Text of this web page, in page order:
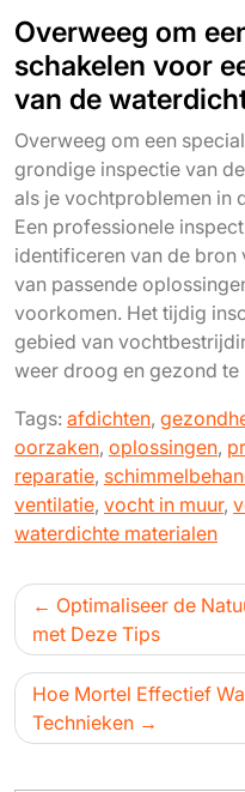
Overweeg om
schakelen voor
van de
Overweeg om een
grondige inspectie van
als je vochtproblemen in
Een professionele
identificeren van de bron
van passende
voorkomen. Het tijdig
gebied van
weer droog en gezond te
Tags: afdichten,
oorzaken, oplossingen,
reparatie,
ventilatie, vocht in muur,
waterdichte materialen
Bericht
navigatie
Optimaliseer de
met Deze Tips
Hoe Mortel Effectief
Technieken